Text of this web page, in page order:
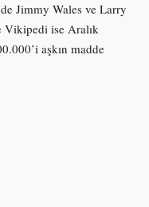
Jimmy Wales ve Larry
Vikipedi ise Aralık
aşkın madde